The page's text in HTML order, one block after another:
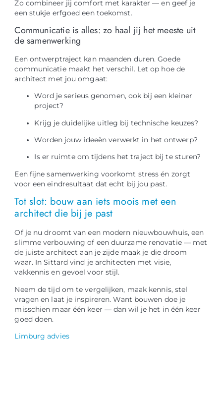
Zo combineer jij comfort met karakter — en geef je
een stukje erfgoed een toekomst.
Communicatie is alles: zo haal jij het meeste uit
de samenwerking
Een ontwerptraject kan maanden duren. Goede
communicatie maakt het verschil. Let op hoe de
architect met jou omgaat:
Word je serieus genomen, ook bij een kleiner
project?
Krijg je duidelijke uitleg bij technische keuzes?
Worden jouw ideeën verwerkt in het ontwerp?
Is er ruimte om tijdens het traject bij te sturen?
Een fijne samenwerking voorkomt stress én zorgt
voor een eindresultaat dat echt bij jou past.
Tot slot: bouw aan iets moois met een
architect die bij je past
Of je nu droomt van een modern nieuwbouwhuis, een
slimme verbouwing of een duurzame renovatie — met
de juiste architect aan je zijde maak je die droom
waar. In Sittard vind je architecten met visie,
vakkennis en gevoel voor stijl.
Neem de tijd om te vergelijken, maak kennis, stel
vragen en laat je inspireren. Want bouwen doe je
misschien maar één keer — dan wil je het in één keer
goed doen.
Limburg advies